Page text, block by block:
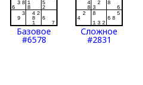
Базовое
#6578
Сложное
#2831